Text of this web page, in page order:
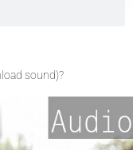
sound)?